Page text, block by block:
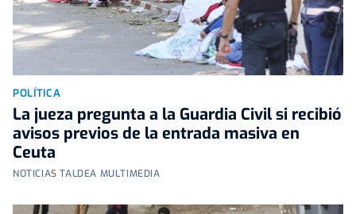
POLÍTICA
La jueza pregunta a la Guardia Civil si recibió
avisos previos de la entrada masiva en
Ceuta
NOTICIAS TALDEA MULTIMEDIA